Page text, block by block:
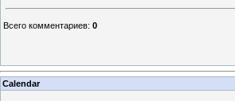
Всего комментариев: 0
Calendar